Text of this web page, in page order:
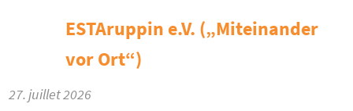
ESTAruppin e.V. („Miteinander
vor Ort“)
27. juillet 2026